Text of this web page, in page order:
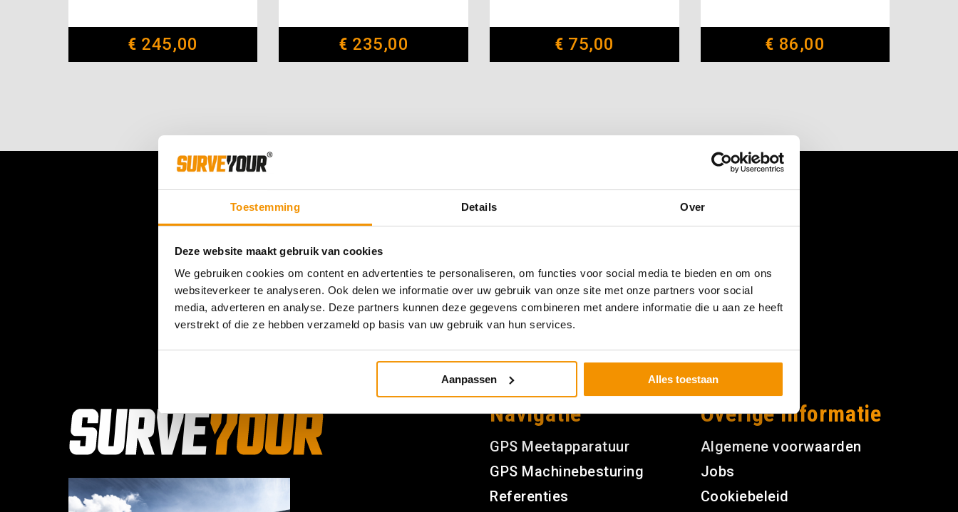
Toestemming Details Over
Deze website maakt gebruik van cookies
We gebruiken cookies om content en advertenties te personaliseren, om functies voor social media te bieden en om ons
websiteverkeer te analyseren. Ook delen we informatie over uw gebruik van onze site met onze partners voor social
media, adverteren en analyse. Deze partners kunnen deze gegevens combineren met andere informatie die u aan ze heeft
verstrekt of die ze hebben verzameld op basis van uw gebruik van hun services.
Aanpassen Alles toestaan
€ 245,00 € 235,00 € 75,00 € 86,00
Navigatie
GPS Meetapparatuur
GPS Machinebesturing
Referenties
Overige informatie
Algemene voorwaarden
Jobs
Cookiebeleid